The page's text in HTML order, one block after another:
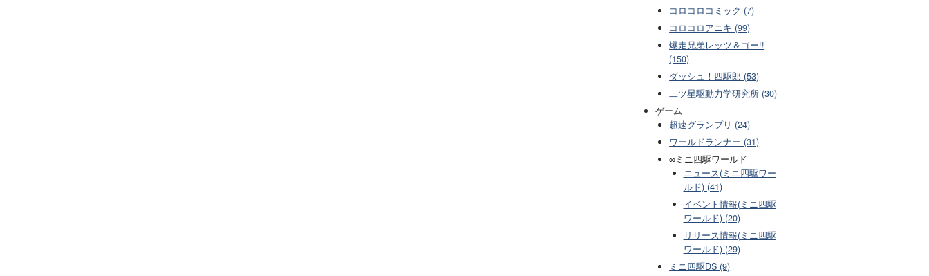
コロコロコミック (7)
コロコロアニキ (99)
爆走兄弟レッツ＆ゴー!!
(150)
ダッシュ！四駆郎 (53)
二ツ星駆動力学研究所 (30)
ゲーム
超速グランプリ (24)
ワールドランナー (31)
∞ミニ四駆ワールド
ニュース(ミニ四駆ワー
ルド) (41)
イベント情報(ミニ四駆
ワールド) (20)
リリース情報(ミニ四駆
ワールド) (29)
ミニ四駆DS (9)